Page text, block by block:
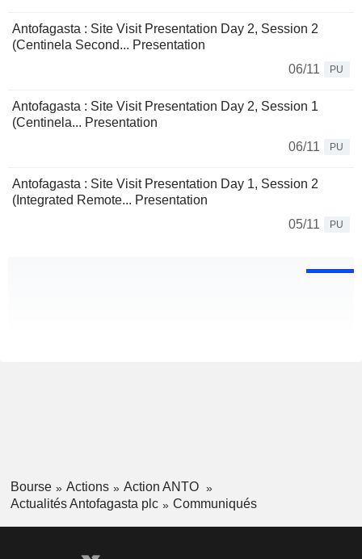
Antofagasta : Site Visit Presentation Day 2, Session 2
(Centinela Second... Presentation
06/11
PU
Antofagasta : Site Visit Presentation Day 2, Session 1
(Centinela... Presentation
06/11
PU
Antofagasta : Site Visit Presentation Day 1, Session 2
(Integrated Remote... Presentation
05/11
PU
Bourse Actions
Action ANTO
Actualités Antofagasta plc
Communiqués